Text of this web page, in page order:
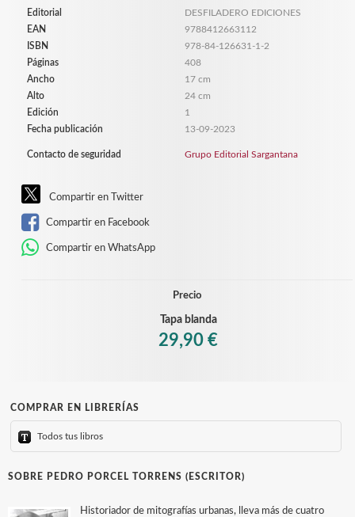
Editorial
DESFILADERO EDICIONES
EAN
9788412663112
ISBN
978-84-126631-1-2
Páginas
408
Ancho
17 cm
Alto
24 cm
Edición
1
Fecha publicación
13-09-2023
Contacto de seguridad Grupo Editorial Sargantana
Compartir en Twitter
Compartir en Facebook
Compartir en WhatsApp
Precio
Tapa blanda
29,90 €
COMPRAR EN LIBRERÍAS
Todos tus libros
SOBRE PEDRO PORCEL TORRENS (ESCRITOR)
Historiador de mitografías urbanas, lleva más de cuatro